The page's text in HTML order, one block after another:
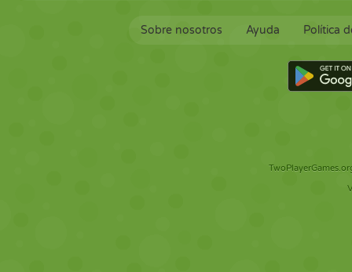
Sobre nosotros Ayuda Política